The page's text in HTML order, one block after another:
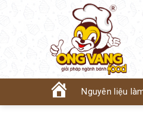
Trang
Nguyên liệu